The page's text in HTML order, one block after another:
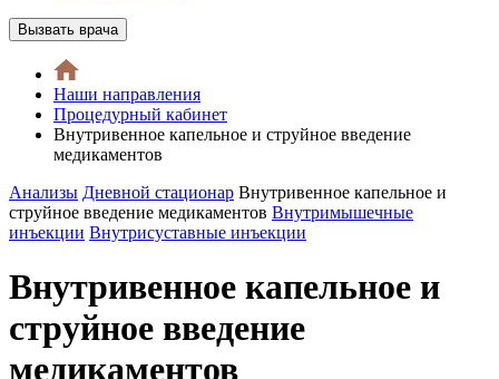
Вызвать врача
Наши направления
Процедурный кабинет
Внутривенное капельное и струйное введение
медикаментов
Анализы Дневной стационар Внутривенное капельное и
струйное введение медикаментов Внутримышечные
инъекции Внутрисуставные инъекции
Внутривенное капельное и
струйное введение
медикаментов